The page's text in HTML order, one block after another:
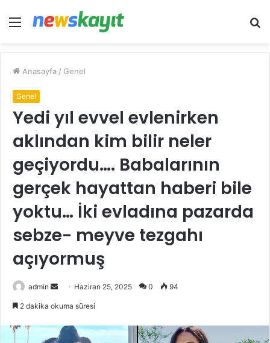
Menü
Anasayfa / Genel
Genel
Yedi yıl evvel evlenirken
aklından kim bilir neler
geçiyordu…. Babalarının
gerçek hayattan haberi bile
yoktu… İki evladına pazarda
sebze- meyve tezgahı
açıyormuş
admin
Bir
göndermek
Haziran 25, 2025 0 94
2 dakika okuma süresi